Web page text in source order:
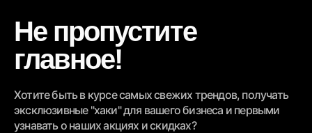
Не пропустите
главное!
Хотите быть в курсе самых свежих трендов, получать
эксклюзивные "хаки" для вашего бизнеса и первыми
узнавать о наших акциях и скидках?